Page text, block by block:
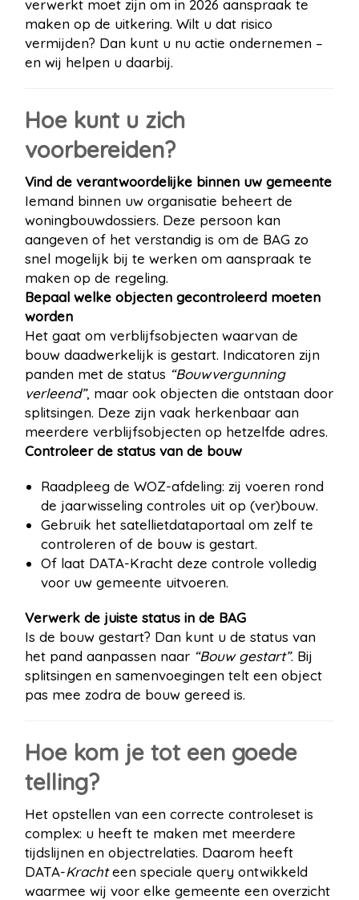
verwerkt moet zijn om in 2026 aanspraak te
maken op de uitkering. Wilt u dat risico
vermijden? Dan kunt u nu actie ondernemen –
en wij helpen u daarbij.
Hoe kunt u zich
voorbereiden?
Vind de verantwoordelijke binnen uw gemeente
Iemand binnen uw organisatie beheert de
woningbouwdossiers. Deze persoon kan
aangeven of het verstandig is om de BAG zo
snel mogelijk bij te werken om aanspraak te
maken op de regeling.
Bepaal welke objecten gecontroleerd moeten
worden
Het gaat om verblijfsobjecten waarvan de
bouw daadwerkelijk is gestart. Indicatoren zijn
panden met de status “Bouwvergunning
verleend”, maar ook objecten die ontstaan door
splitsingen. Deze zijn vaak herkenbaar aan
meerdere verblijfsobjecten op hetzelfde adres.
Controleer de status van de bouw
Raadpleeg de WOZ-afdeling: zij voeren rond
de jaarwisseling controles uit op (ver)bouw.
Gebruik het satellietdataportaal om zelf te
controleren of de bouw is gestart.
Of laat DATA-Kracht deze controle volledig
voor uw gemeente uitvoeren.
Verwerk de juiste status in de BAG
Is de bouw gestart? Dan kunt u de status van
het pand aanpassen naar “Bouw gestart”. Bij
splitsingen en samenvoegingen telt een object
pas mee zodra de bouw gereed is.
Hoe kom je tot een goede
telling?
Het opstellen van een correcte controleset is
complex: u heeft te maken met meerdere
tijdslijnen en objectrelaties. Daarom heeft
DATA-Krachteen speciale query ontwikkeld
waarmee wij voor elke gemeente een overzicht